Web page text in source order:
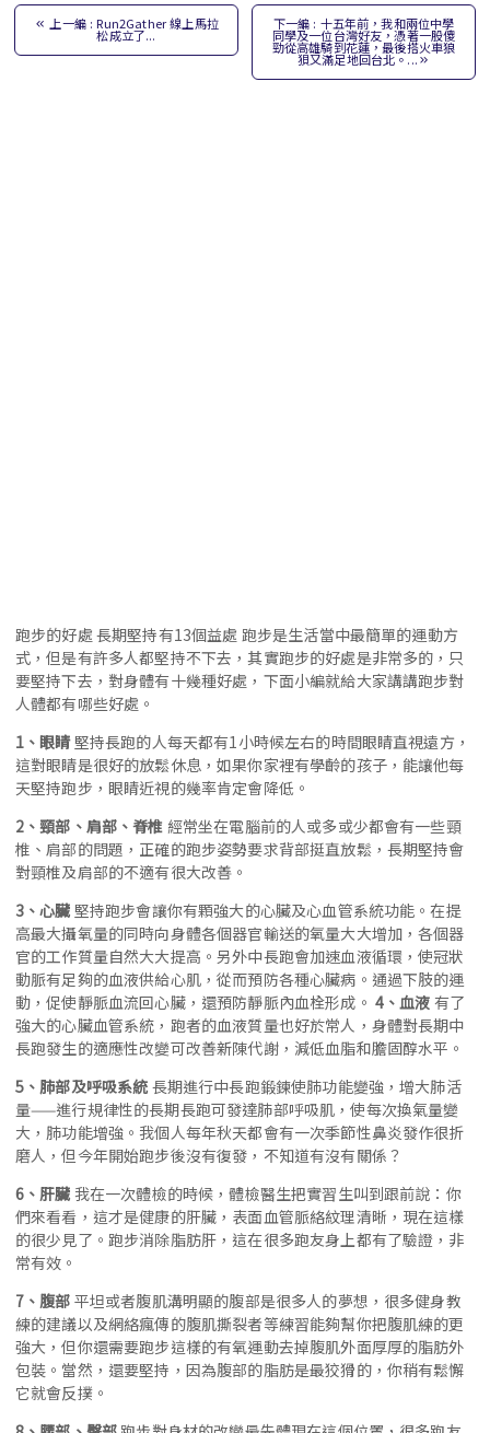
上一編 : Run2Gather 線上馬拉
松成立了...
下一編 : 十五年前，我和兩位中學
同學及一位台灣好友，憑著一股傻
勁從高雄騎到花蓮，最後搭火車狼
狽又滿足地回台北。...
跑步的好處 長期堅持有13個益處 跑步是生活當中最簡單的運動方
式，但是有許多人都堅持不下去，其實跑步的好處是非常多的，只
要堅持下去，對身體有十幾種好處，下面小編就給大家講講跑步對
人體都有哪些好處。
1、眼睛堅持長跑的人每天都有1小時候左右的時間眼睛直視遠方，
這對眼睛是很好的放鬆休息，如果你家裡有學齡的孩子，能讓他每
天堅持跑步，眼睛近視的幾率肯定會降低。
2、頸部、肩部、脊椎 經常坐在電腦前的人或多或少都會有一些頸
椎、肩部的問題，正確的跑步姿勢要求背部挺直放鬆，長期堅持會
對頸椎及肩部的不適有很大改善。
3、心臟 堅持跑步會讓你有顆強大的心臟及心血管系統功能。在提
高最大攝氧量的同時向身體各個器官輸送的氧量大大增加，各個器
官的工作質量自然大大提高。另外中長跑會加速血液循環，使冠狀
動脈有足夠的血液供給心肌，從而預防各種心臟病。通過下肢的運
動，促使靜脈血流回心臟，還預防靜脈內血栓形成。 4、血液 有了
強大的心臟血管系統，跑者的血液質量也好於常人，身體對長期中
長跑發生的適應性改變可改善新陳代謝，減低血脂和膽固醇水平。
5、肺部及呼吸系統 長期進行中長跑鍛鍊使肺功能變強，增大肺活
量——進行規律性的長期長跑可發達肺部呼吸肌，使每次換氣量變
大，肺功能增強。我個人每年秋天都會有一次季節性鼻炎發作很折
磨人，但今年開始跑步後沒有復發，不知道有沒有關係？
6、肝臟 我在一次體檢的時候，體檢醫生把實習生叫到跟前說：你
們來看看，這才是健康的肝臟，表面血管脈絡紋理清晰，現在這樣
的很少見了。跑步消除脂肪肝，這在很多跑友身上都有了驗證，非
常有效。
7、腹部 平坦或者腹肌溝明顯的腹部是很多人的夢想，很多健身教
練的建議以及網絡瘋傳的腹肌撕裂者等練習能夠幫你把腹肌練的更
強大，但你還需要跑步這樣的有氧運動去掉腹肌外面厚厚的脂肪外
包裝。當然，還要堅持，因為腹部的脂肪是最狡猾的，你稍有鬆懈
它就會反撲。